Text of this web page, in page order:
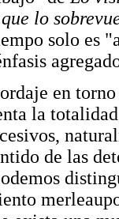
que lo
solo es
en
la
de las